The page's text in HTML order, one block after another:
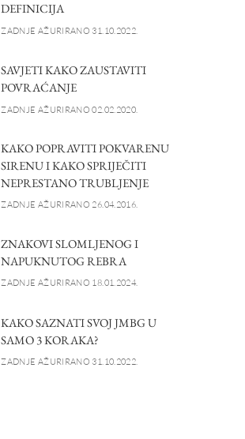
DEFINICIJA
ZADNJE AŽURIRANO 31.10.2022.
SAVJETI KAKO ZAUSTAVITI
POVRAĆANJE
ZADNJE AŽURIRANO 02.02.2020.
KAKO POPRAVITI POKVARENU
SIRENU I KAKO SPRIJEČITI
NEPRESTANO TRUBLJENJE
ZADNJE AŽURIRANO 26.04.2016.
ZNAKOVI SLOMLJENOG I
NAPUKNUTOG REBRA
ZADNJE AŽURIRANO 18.01.2024.
KAKO SAZNATI SVOJ JMBG U
SAMO 3 KORAKA?
ZADNJE AŽURIRANO 31.10.2022.